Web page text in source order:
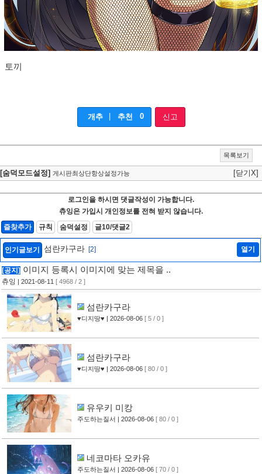
토끼
개추 추천 0 신고
목록보기
[숨덕모드설정] 게시판최상단항상설정가능 [닫기X]
로그인을 하시면 댓글작성이 가능합니다.
츄잉은 가입시 개인정보를 전혀 받지 않습니다.
즐찾추가
규칙 숨덕설정 글10/댓글2
인기글보기 섬란카구라 [2] 열기
[공지] 이미지 등록시 이미지에 맞는 제목을 ..
츄잉 | 2021-08-11 [ 4968 / 2 ]
섬란카구라
♥디지땅♥ | 2026-08-06 [ 5 / 0 ]
섬란카구라
♥디지땅♥ | 2026-08-06 [ 80 / 0 ]
유우키 미캉
주도하는질서 | 2026-08-06 [ 80 / 0 ]
네코마타 오카유
주도하는질서 | 2026-08-06 [ 70 / 0 ]